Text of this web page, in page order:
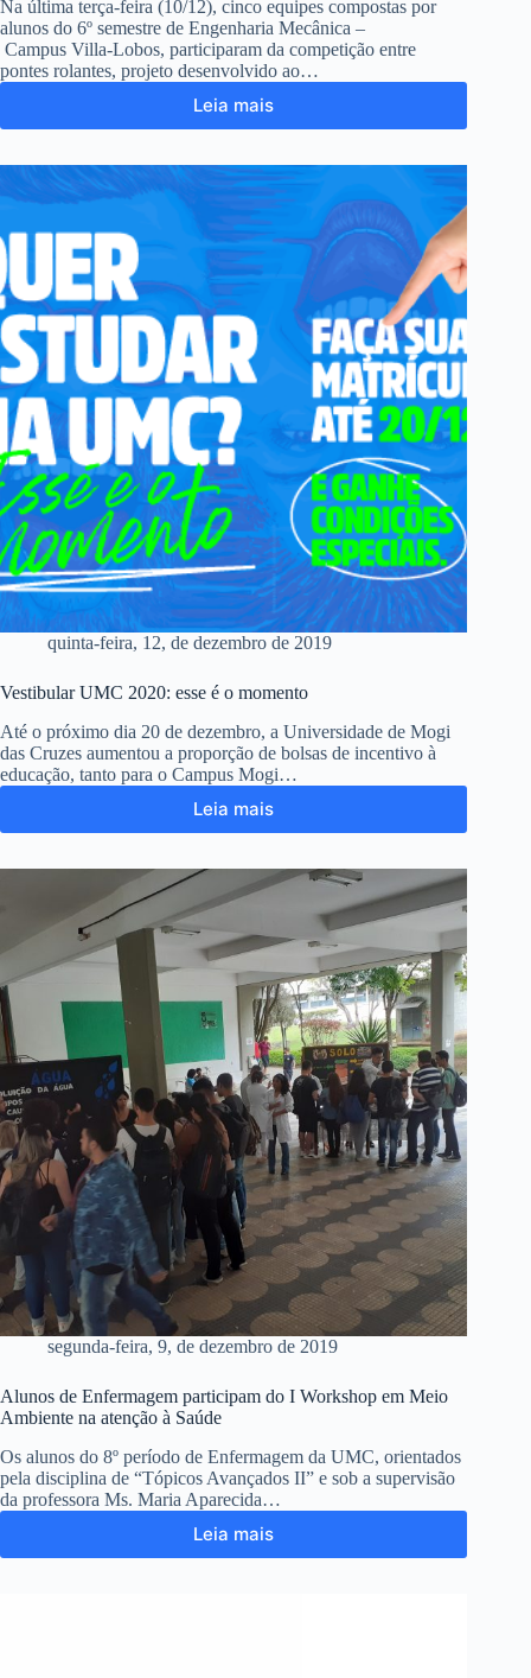
Na última terça-feira (10/12), cinco equipes compostas por
alunos do 6º semestre de Engenharia Mecânica –
Campus Villa-Lobos, participaram da competição entre
pontes rolantes, projeto desenvolvido ao…
Leia mais
quinta-feira, 12, de dezembro de 2019
Vestibular UMC 2020: esse é o momento
Até o próximo dia 20 de dezembro, a Universidade de Mogi
das Cruzes aumentou a proporção de bolsas de incentivo à
educação, tanto para o Campus Mogi…
Leia mais
segunda-feira, 9, de dezembro de 2019
Alunos de Enfermagem participam do I Workshop em Meio
Ambiente na atenção à Saúde
Os alunos do 8º período de Enfermagem da UMC, orientados
pela disciplina de “Tópicos Avançados II” e sob a supervisão
da professora Ms. Maria Aparecida…
Leia mais